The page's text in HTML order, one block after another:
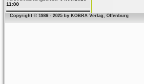
11:00
Copyright © 1986 - 2025 by KOBRA Verlag, Offenburg